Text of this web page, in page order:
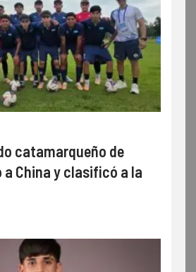
catamarqueño de
a China y clasificó a la